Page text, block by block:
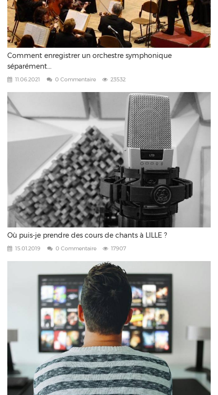
Comment enregistrer un orchestre symphonique
séparément...
11.06.2021 0 Commentaire 23532
Où puis-je prendre des cours de chants à LILLE ?
15.01.2019 0 Commentaire 17907